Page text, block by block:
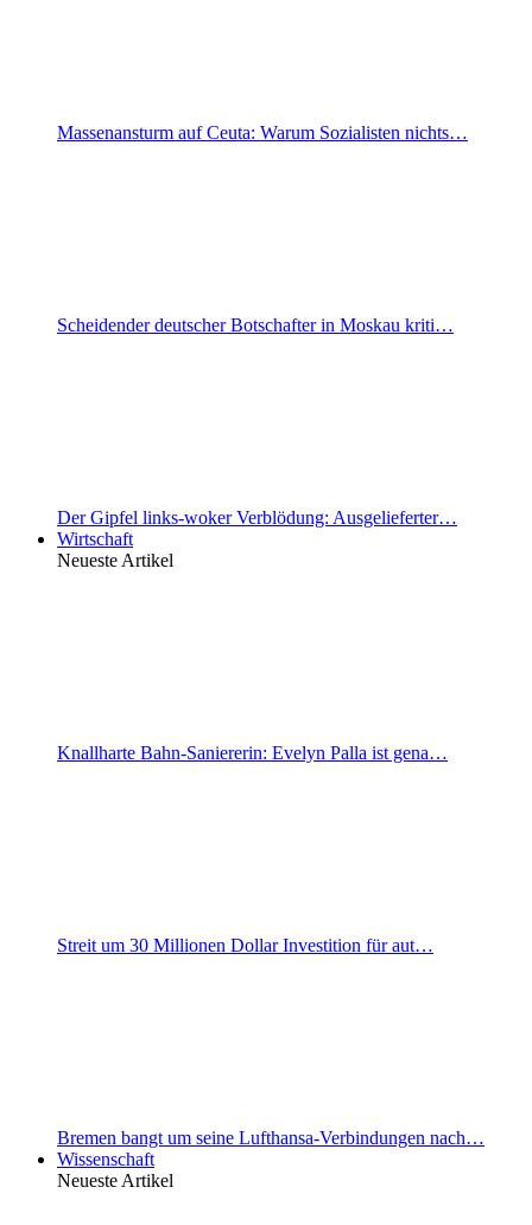
Massenansturm auf Ceuta: Warum Sozialisten nichts…
Scheidender deutscher Botschafter in Moskau kriti…
Der Gipfel links-woker Verblödung: Ausgelieferter…
Wirtschaft
Neueste Artikel
Knallharte Bahn-Saniererin: Evelyn Palla ist gena…
Streit um 30 Millionen Dollar Investition für aut…
Bremen bangt um seine Lufthansa-Verbindungen nach…
Wissenschaft
Neueste Artikel